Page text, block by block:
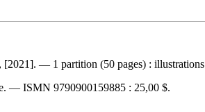
— 1 partition (50 pages) :
— ISMN 9790900159885 : 25,00 $.